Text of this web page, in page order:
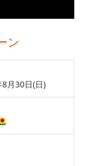
ン
月30日(日)